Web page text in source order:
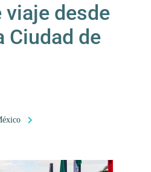
viaje desde
Ciudad de